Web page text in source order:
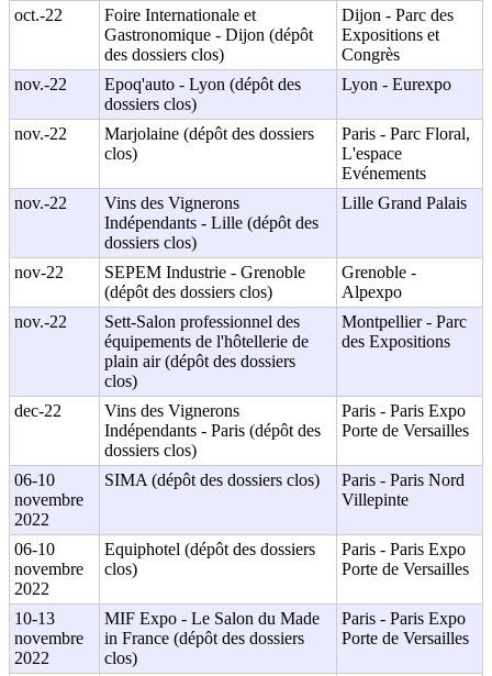
oct.-22
Foire Internationale et
Gastronomique - Dijon (dépôt
des dossiers clos)
Dijon - Parc des
Expositions et
Congrès
nov.-22
Epoq'auto - Lyon (dépôt des
dossiers clos)
Lyon - Eurexpo
nov.-22
Marjolaine (dépôt des dossiers
clos)
Paris - Parc Floral,
L'espace
Evénements
nov.-22
Vins des Vignerons
Indépendants - Lille (dépôt des
dossiers clos)
Lille Grand Palais
nov-22
SEPEM Industrie - Grenoble
(dépôt des dossiers clos)
Grenoble -
Alpexpo
nov.-22
Sett-Salon professionnel des
équipements de l'hôtellerie de
plain air (dépôt des dossiers
clos)
Montpellier - Parc
des Expositions
dec-22
Vins des Vignerons
Indépendants - Paris (dépôt des
dossiers clos)
Paris - Paris Expo
Porte de Versailles
06-10
novembre
2022
SIMA (dépôt des dossiers clos)
Paris - Paris Nord
Villepinte
06-10
novembre
2022
Equiphotel (dépôt des dossiers
clos)
Paris - Paris Expo
Porte de Versailles
10-13
novembre
2022
MIF Expo - Le Salon du Made
in France (dépôt des dossiers
clos)
Paris - Paris Expo
Porte de Versailles